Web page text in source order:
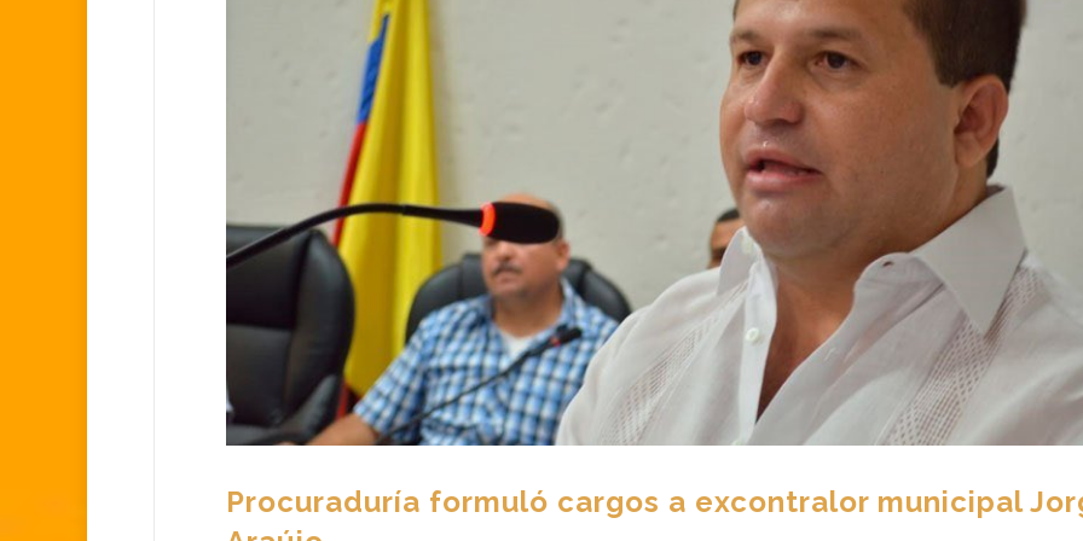
Procuraduría formuló cargos a excontralor municipal